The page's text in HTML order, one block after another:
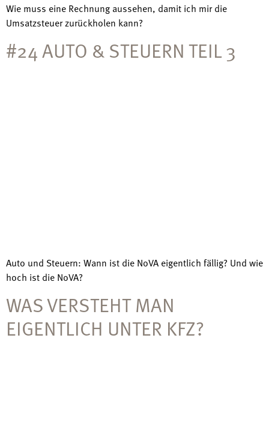
Wie muss eine Rechnung aussehen, damit ich mir die
Umsatzsteuer zurückholen kann?
#24 AUTO & STEUERN TEIL 3
Auto und Steuern: Wann ist die NoVA eigentlich fällig? Und wie
hoch ist die NoVA?
WAS VERSTEHT MAN
EIGENTLICH UNTER KFZ?